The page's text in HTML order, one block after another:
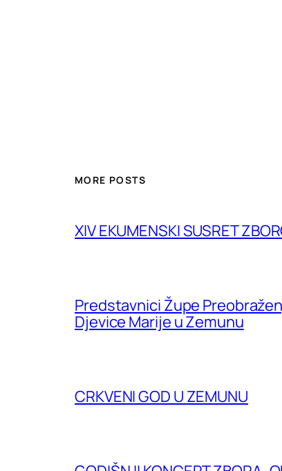
MORE POSTS
XIV EKUMENSKI SUSRET
Predstavnici Župe
Djevice Marije u Zemunu
CRKVENI GOD U ZEMUNU